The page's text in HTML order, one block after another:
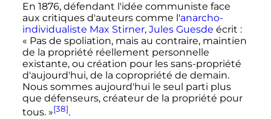
En 1876, défendant l'idée communiste face
aux critiques d'auteurs comme l'anarcho-
individualiste Max Stirner, Jules Guesde écrit :
« Pas de spoliation, mais au contraire, maintien
de la propriété réellement personnelle
existante, ou création pour les sans-propriété
d'aujourd'hui, de la copropriété de demain.
Nous sommes aujourd'hui le seul parti plus
que défenseurs, créateur de la propriété pour
tous. »[38].